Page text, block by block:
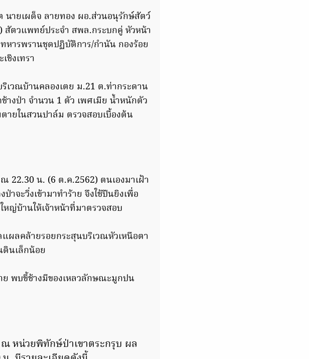
นายเผด็จ ลายทอง ผอ.ส่วนอนุรักษ์สัตว์
สัตวแพทย์ประจำ สพล.กระบกคู่ หัวหน้า
ทหารพรานชุดปฏิบัติการ/กำนัน กองร้อย
ชิงเทรา
เวณบ้านคลองเตย ม.21 ต.ท่ากระดาน
งป่า จำนวน 1 ตัว เพศเมีย น้ำหนักตัว
ยในสวนปาล์ม ตรวจสอบเบื้องต้น
22.30 น. (6 ต.ค.2562) ตนเองมาเฝ้า
าจะวิ่งเข้ามาทำร้าย จึงใช้ปืนยิงเพื่อ
ญ่บ้านให้เจ้าหน้าที่มาตรวจสอบ
ผลคล้ายรอยกระสุนบริเวณหัวเหนือตา
ดินเล็กน้อย
ย พบขี้ช้างมีของเหลวลักษณะมูกปน
หน่วยพิทักษ์ป่าเขาตระกรุบ ผล